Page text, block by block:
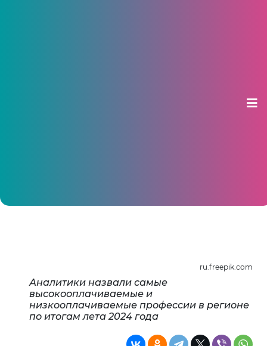
ru.freepik.com
Аналитики назвали самые
высокооплачиваемые и
низкооплачиваемые профессии в регионе
по итогам лета 2024 года